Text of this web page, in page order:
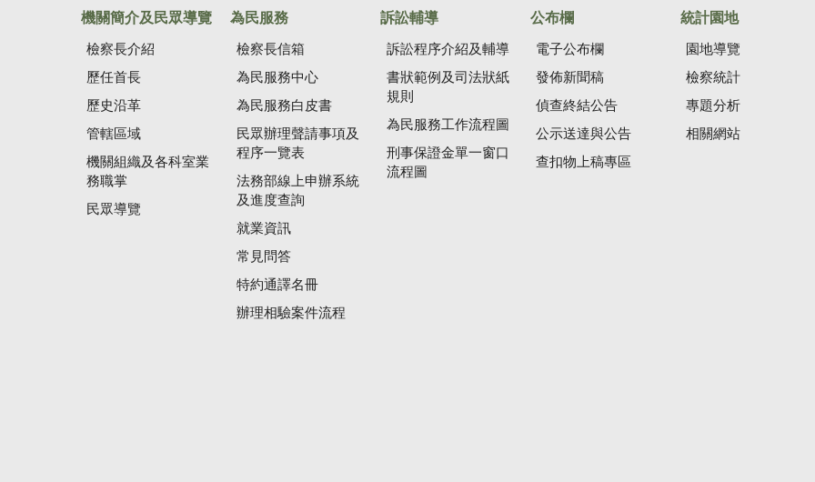
機關簡介及民眾導覽
檢察長介紹
歷任首長
歷史沿革
管轄區域
機關組織及各科室業
務職掌
民眾導覽
為民服務
檢察長信箱
為民服務中心
為民服務白皮書
民眾辦理聲請事項及
程序一覽表
法務部線上申辦系統
及進度查詢
就業資訊
常見問答
特約通譯名冊
辦理相驗案件流程
訴訟輔導
訴訟程序介紹及輔導
書狀範例及司法狀紙
規則
為民服務工作流程圖
刑事保證金單一窗口
流程圖
公布欄
電子公布欄
發佈新聞稿
偵查終結公告
公示送達與公告
查扣物上稿專區
統計園地
園地導覽
檢察統計
專題分析
相關網站